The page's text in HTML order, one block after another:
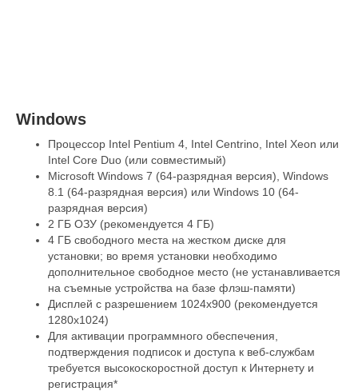
Windows
Процессор Intel Pentium 4, Intel Centrino, Intel Xeon или
Intel Core Duo (или совместимый)
Microsoft Windows 7 (64-разрядная версия), Windows
8.1 (64-разрядная версия) или Windows 10 (64-
разрядная версия)
2 ГБ ОЗУ (рекомендуется 4 ГБ)
4 ГБ свободного места на жестком диске для
установки; во время установки необходимо
дополнительное свободное место (не устанавливается
на съемные устройства на базе флэш-памяти)
Дисплей с разрешением 1024x900 (рекомендуется
1280x1024)
Для активации программного обеспечения,
подтверждения подписок и доступа к веб-службам
требуется высокоскоростной доступ к Интернету и
регистрация*